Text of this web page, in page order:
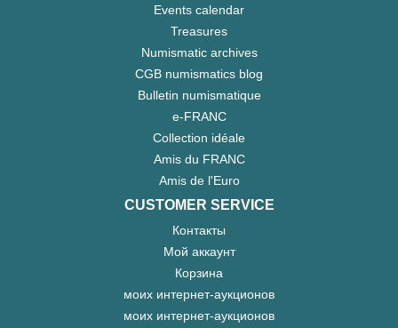
Events calendar
Treasures
Numismatic archives
CGB numismatics blog
Bulletin numismatique
e-FRANC
Collection idéale
Amis du FRANC
Amis de l'Euro
CUSTOMER SERVICE
Контакты
Мой аккаунт
Корзина
моих интернет-аукционов
моих интернет-аукционов